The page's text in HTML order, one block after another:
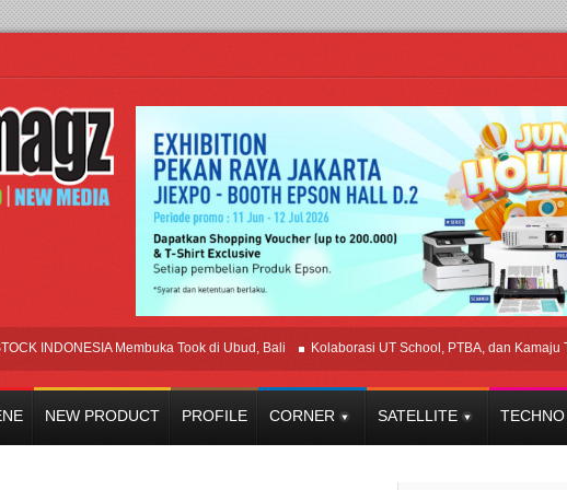
Membuka Took di Ubud, Bali Kolaborasi UT School, PTBA, dan Kamaju
NEW PRODUCT PROFILE CORNER SATELLITE TECHNO